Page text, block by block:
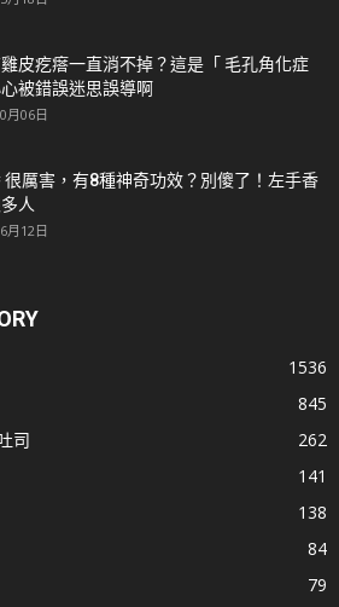
皮疙瘩一直消不掉？這是「 毛孔角化症
心被錯誤迷思誤導啊
月06日
很厲害，有8種神奇功效？別傻了！左手香
人
月12日
1536
845
司
262
141
138
84
79